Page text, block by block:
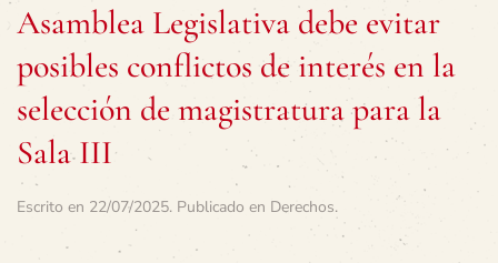
Asamblea Legislativa debe evitar
posibles conflictos de interés en la
selección de magistratura para la
Sala III
Escrito en 22/07/2025. Publicado en Derechos.